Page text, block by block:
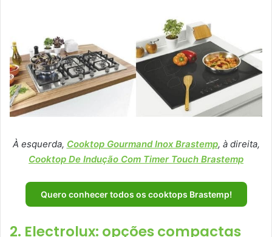
À esquerda, Cooktop Gourmand Inox Brastemp, à direita,
Cooktop De Indução Com Timer Touch Brastemp
Quero conhecer todos os cooktops Brastemp!
2. Electrolux: opções compactas